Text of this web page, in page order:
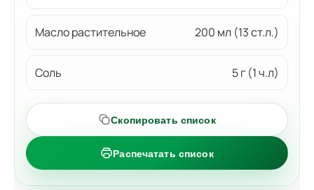
Масло растительное 200 мл (13 ст.л.)
Соль 5 г (1 ч.л)
Скопировать список
Распечатать список